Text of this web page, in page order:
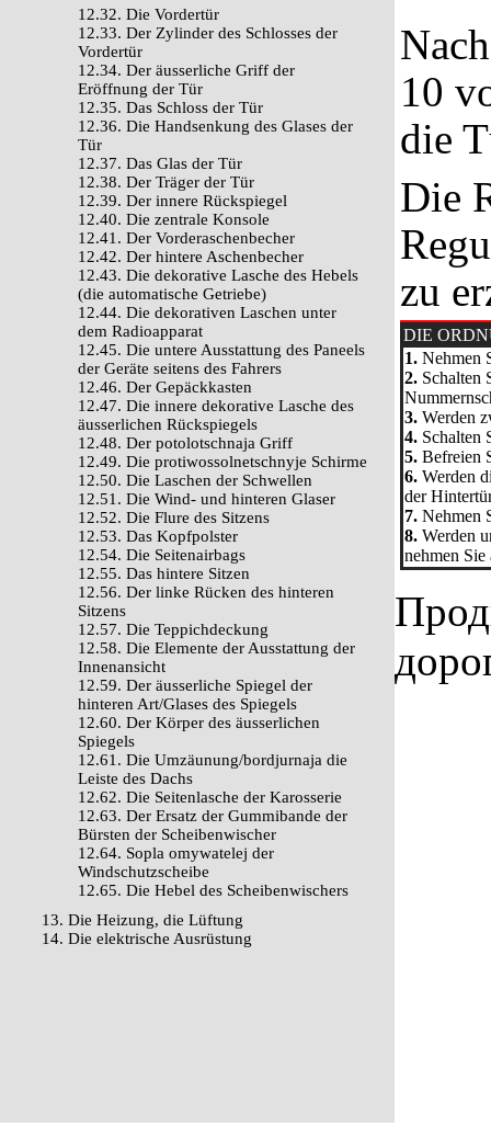
12.32. Die Vordertür
12.33. Der Zylinder des Schlosses der
Vordertür
12.34. Der äusserliche Griff der
Eröffnung der Tür
12.35. Das Schloss der Tür
12.36. Die Handsenkung des Glases der
Tür
12.37. Das Glas der Tür
12.38. Der Träger der Tür
12.39. Der innere Rückspiegel
12.40. Die zentrale Konsole
12.41. Der Vorderaschenbecher
12.42. Der hintere Aschenbecher
12.43. Die dekorative Lasche des Hebels
(die automatische Getriebe)
12.44. Die dekorativen Laschen unter
dem Radioapparat
12.45. Die untere Ausstattung des Paneels
der Geräte seitens des Fahrers
12.46. Der Gepäckkasten
12.47. Die innere dekorative Lasche des
äusserlichen Rückspiegels
12.48. Der potolotschnaja Griff
12.49. Die protiwossolnetschnyje Schirme
12.50. Die Laschen der Schwellen
12.51. Die Wind- und hinteren Glaser
12.52. Die Flure des Sitzens
12.53. Das Kopfpolster
12.54. Die Seitenairbags
12.55. Das hintere Sitzen
12.56. Der linke Rücken des hinteren
Sitzens
12.57. Die Teppichdeckung
12.58. Die Elemente der Ausstattung der
Innenansicht
12.59. Der äusserliche Spiegel der
hinteren Art/Glases des Spiegels
12.60. Der Körper des äusserlichen
Spiegels
12.61. Die Umzäunung/bordjurnaja die
Leiste des Dachs
12.62. Die Seitenlasche der Karosserie
12.63. Der Ersatz der Gummibande der
Bürsten der Scheibenwischer
12.64. Sopla omywatelej der
Windschutzscheibe
12.65. Die Hebel des Scheibenwischers
13. Die Heizung, die Lüftung
14. Die elektrische Ausrüstung
10
die
Die
zu
DIE
1. Nehmen
2. Schalten
3. Werden
4. Schalten
5. Befreien
6. Werden
der
7. Nehmen
8. Werden
nehmen Sie